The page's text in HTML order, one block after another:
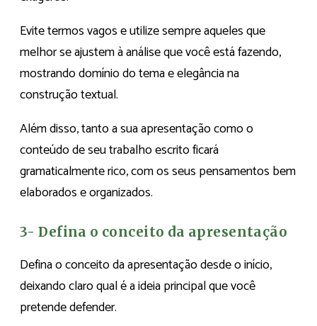
Evite termos vagos e utilize sempre aqueles que
melhor se ajustem à análise que você está fazendo,
mostrando domínio do tema e elegância na
construção textual.
Além disso, tanto a sua apresentação como o
conteúdo de seu trabalho escrito ficará
gramaticalmente rico, com os seus pensamentos bem
elaborados e organizados.
3- Defina o conceito da apresentação
Defina o conceito da apresentação desde o início,
deixando claro qual é a ideia principal que você
pretende defender.